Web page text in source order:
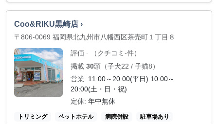
Coo&RIKU黒崎店 ›
〒806-0069 福岡県北九州市八幡西区茶売町１丁目８
評価 -
（クチコミ-件）
掲載 30頭（子犬22 / 子猫8）
営業: 11:00～20:00(平日) 10:00～
20:00(土・日・祝)
定休: 年中無休
トリミング ペットホテル 病院併設 駐車場あり